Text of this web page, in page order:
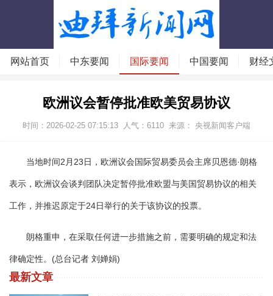
网站首页 中东要闻 国际要闻 中国要闻 财经
欧洲议会暂停批准欧美贸易协议
时间：2026-02-25 07:15:13 人气： 6110 来源： 央视新闻客户端
当地时间2月23日，欧洲议会国际贸易委员会主席贝恩德·朗格
表示，欧洲议会谈判团队决定暂停批准欧盟与美国贸易协议的相关
工作，并推迟原定于24日举行的关于该协议的投票。
朗格重申，在采取任何进一步措施之前，需要明确的规定和法
律确定性。(总台记者 刘婵娟)
最新文章